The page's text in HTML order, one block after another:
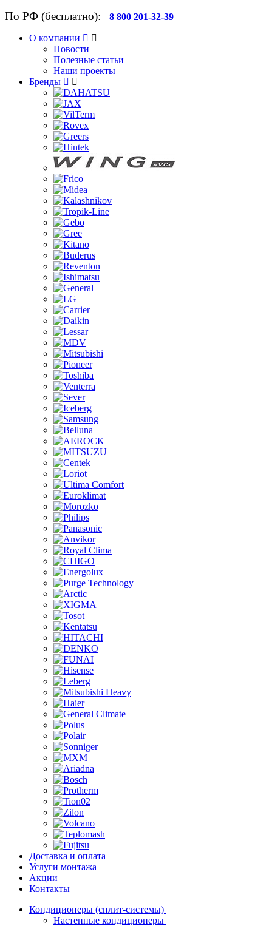
По РФ (бесплатно): 8 800 201-32-39
О компании
Новости
Полезные статьи
Наши проекты
Бренды
Доставка и оплата
Услуги монтажа
Акции
Контакты
Кондиционеры (сплит-системы)
Настенные кондиционеры